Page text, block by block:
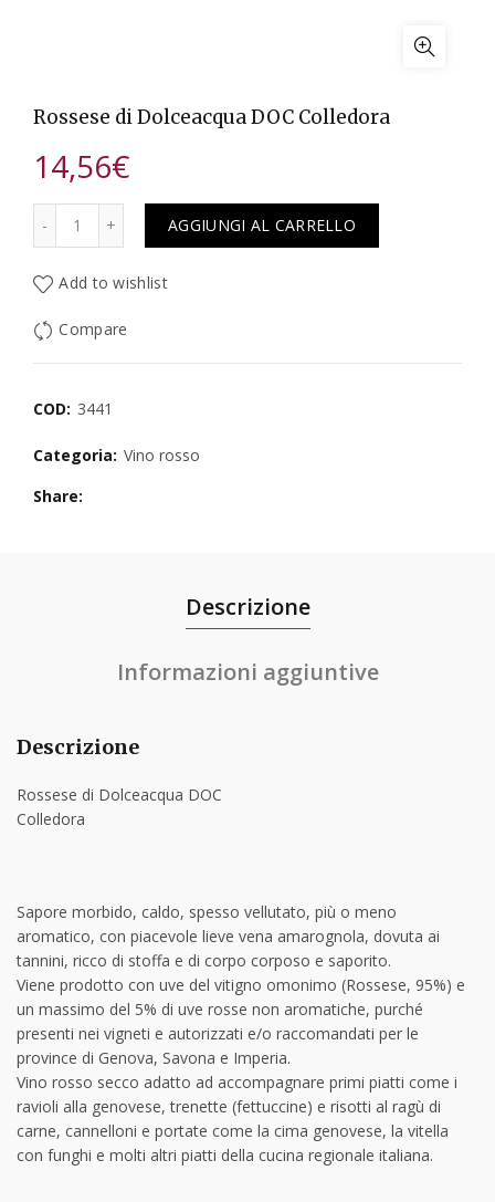
Rossese di Dolceacqua DOC Colledora
14,56€
AGGIUNGI AL CARRELLO
Add to wishlist
Compare
COD: 3441
Categoria: Vino rosso
Share
Descrizione
Informazioni aggiuntive
Descrizione
Rossese di Dolceacqua DOC
Colledora
Sapore morbido, caldo, spesso vellutato, più o meno
aromatico, con piacevole lieve vena amarognola, dovuta ai
tannini, ricco di stoffa e di corpo corposo e saporito.
Viene prodotto con uve del vitigno omonimo (Rossese, 95%) e
un massimo del 5% di uve rosse non aromatiche, purché
presenti nei vigneti e autorizzati e/o raccomandati per le
province di Genova, Savona e Imperia.
Vino rosso secco adatto ad accompagnare primi piatti come i
ravioli alla genovese, trenette (fettuccine) e risotti al ragù di
carne, cannelloni e portate come la cima genovese, la vitella
con funghi e molti altri piatti della cucina regionale italiana.